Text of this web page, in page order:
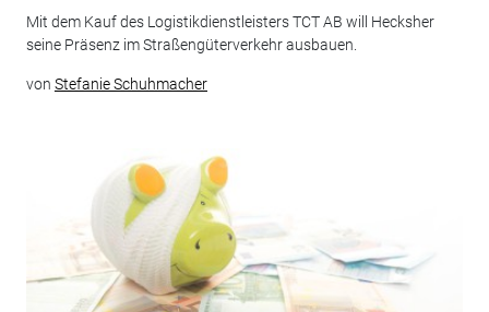
Mit dem Kauf des Logistikdienstleisters TCT AB will Hecksher
seine Präsenz im Straßengüterverkehr ausbauen.
von Stefanie Schuhmacher